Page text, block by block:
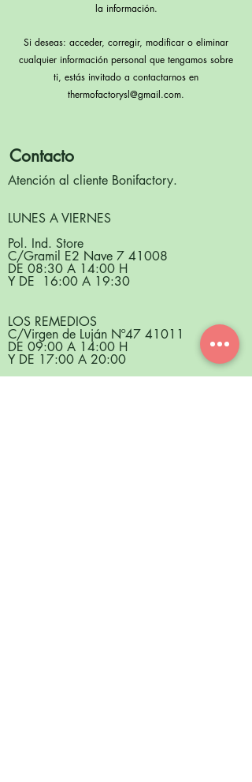
la información.
Si deseas: acceder, corregir, modificar o eliminar
cualquier información personal que tengamos sobre
ti, estás invitado a contactarnos en
thermofactorysl@gmail.com.
Contacto
Atención al cliente Bonifactory.
LUNES A VIERNES
Pol. Ind. Store
C/Gramil E2 Nave 7 41008
DE 08:30 A 14:00 H
Y DE 16:00 A 19:30
LOS REMEDIOS
C/Virgen de Luján Nº47 41011
DE 09:00 A 14:00 H
Y DE 17:00 A 20:00